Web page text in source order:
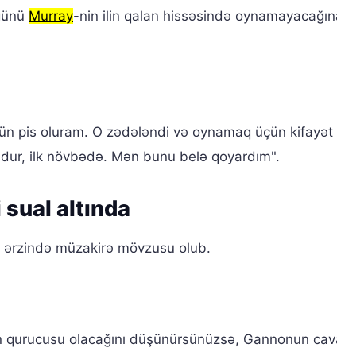
Murray-nin ilin qalan hissəsində
pis oluram. O zədələndi və oynamaq üçün kifayət
ilk növbədə. Mən bunu belə qoyardım".
altında
müzakirə mövzusu olub.
olacağını düşünürsünüzsə, Gannonun